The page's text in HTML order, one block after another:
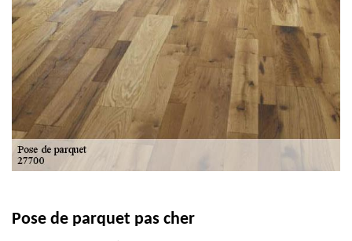
Pose de parquet pas cher